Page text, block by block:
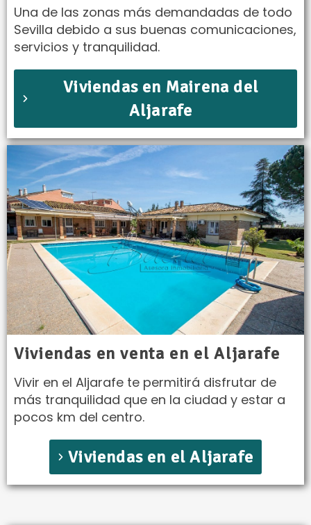
Una de las zonas más demandadas de todo
Sevilla debido a sus buenas comunicaciones,
servicios y tranquilidad.
Viviendas en Mairena del
Aljarafe
Viviendas en venta en el Aljarafe
Vivir en el Aljarafe te permitirá disfrutar de
más tranquilidad que en la ciudad y estar a
pocos km del centro.
Viviendas en el Aljarafe